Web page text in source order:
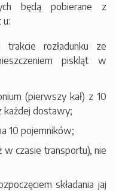
będą pobierane z
rozładunku ze
piskląt w
(pierwszy kał) z 10
każdej dostawy;
10 pojemników;
czasie transportu), nie
składania jaj